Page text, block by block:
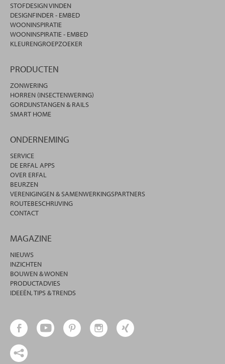
STOFDESIGN VINDEN
DESIGNFINDER - EMBED
WOONINSPIRATIE
WOONINSPIRATIE - EMBED
KLEURENGROEPZOEKER
PRODUCTEN
ZONWERING
HORREN (INSECTENWERING)
GORDIJNSTANGEN & RAILS
SMART HOME
ONDERNEMING
SERVICE
DE ERFAL APPS
OVER ERFAL
BEURZEN
VERENIGINGEN & SAMENWERKINGSPARTNERS
ROUTEBESCHRIJVING
CONTACT
MAGAZINE
NIEUWS
INZICHTEN
BOUWEN & WONEN
PRODUCTADVIES
IDEEËN, TIPS & TRENDS